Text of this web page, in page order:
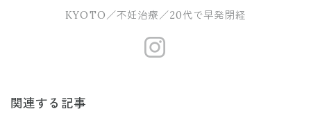
KYOTO／不妊治療／20代で早発閉経
関連する記事